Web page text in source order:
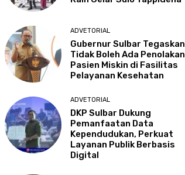
ADVETORIAL
Gubernur Sulbar Tegaskan
Tidak Boleh Ada Penolakan
Pasien Miskin di Fasilitas
Pelayanan Kesehatan
ADVETORIAL
DKP Sulbar Dukung
Pemanfaatan Data
Kependudukan, Perkuat
Layanan Publik Berbasis
Digital